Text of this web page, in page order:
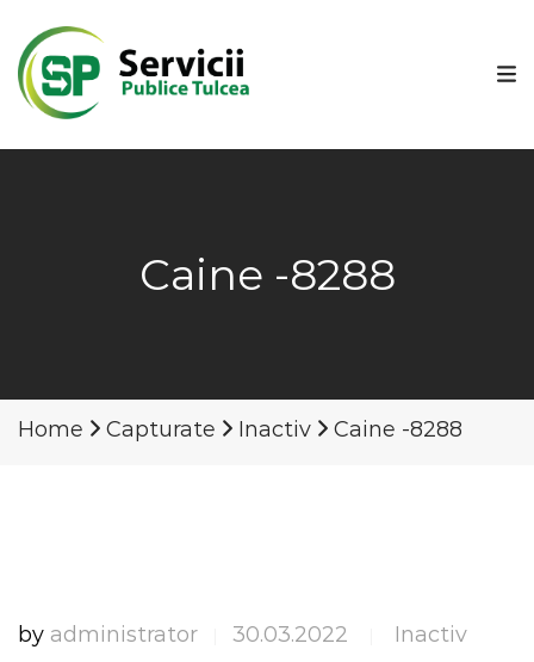
Caine -8288
Home Capturate Inactiv Caine -8288
by administrator 30.03.2022 Inactiv